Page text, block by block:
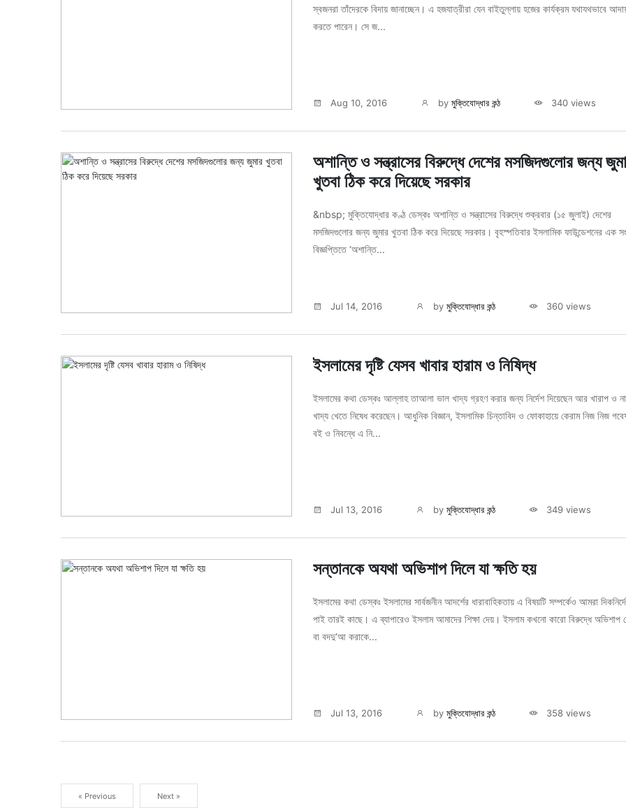
স্বজনরা তাঁদেরকে বিদায় জানাচ্ছেন। এ হজযাত্রীরা যেন বাইতুল্লায় হজের কার্যক্রম যথাযথভাবে
করতে পারেন। সে জ...
Aug 10, 2016 byমুক্তিযোদ্ধার কন্ঠ 340 views
অশান্তি ও সন্ত্রাসের বিরুদ্ধে দেশের মসজিদগুলোর জন্য
খুতবা ঠিক করে দিয়েছে সরকার
&nbsp; মুক্তিযোদ্ধার কণ্ঠ ডেস্কঃ অশান্তি ও সন্ত্রাসের বিরুদ্ধে শুক্রবার (১৫ জুলাই) দেশের
মসজিদগুলোর জন্য জুমার খুতবা ঠিক করে দিয়েছে সরকার। বৃহস্পতিবার ইসলামিক ফাউন্ডেশনের এক
বিজ্ঞপ্তিতে ‘অশান্তি...
Jul 14, 2016 byমুক্তিযোদ্ধার কন্ঠ 360 views
ইসলামের দৃষ্টি যেসব খাবার হারাম ও নিষিদ্ধ
ইসলামের কথা ডেস্কঃ আল্লাহ তাআলা ভাল খাদ্য গ্রহণ করার জন্য নির্দেশ দিয়েছেন আর খারাপ ও
খাদ্য খেতে নিষেধ করেছেন। আধুনিক বিজ্ঞান, ইসলামিক চিন্তাবিদ ও ফোকাহায়ে কেরাম নিজ নিজ
বই ও নিবন্ধে এ নি...
Jul 13, 2016 byমুক্তিযোদ্ধার কন্ঠ 349 views
সন্তানকে অযথা অভিশাপ দিলে যা ক্ষতি হয়
ইসলামের কথা ডেস্কঃ ইসলামের সার্বজনীন আদর্শের ধারাবাহিকতায় এ বিষয়টি সম্পর্কেও আমরা
পাই তারই কাছে। এ ব্যাপারেও ইসলাম আমাদের শিক্ষা দেয়। ইসলাম কখনো কারো বিরুদ্ধে অভিশাপ
বা বদদু‘আ করাকে...
Jul 13, 2016 byমুক্তিযোদ্ধার কন্ঠ 358 views
« Previous Next »